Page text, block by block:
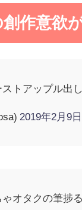
作意欲
トアップル出
2019年2月9日
オタクの筆捗